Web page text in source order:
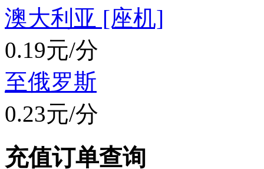
澳大利亚 [座机]
0.19元/分
至俄罗斯
0.23元/分
充值订单查询